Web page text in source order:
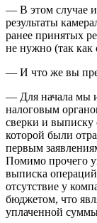
— В этом случае
результаты
ранее принятых
не нужно (так как
— И что же вы
— Для начала мы
налоговым
сверки и выписку
которой были
первым
Помимо прочего
выписка
отсутствие у
бюджетом, что
уплаченной